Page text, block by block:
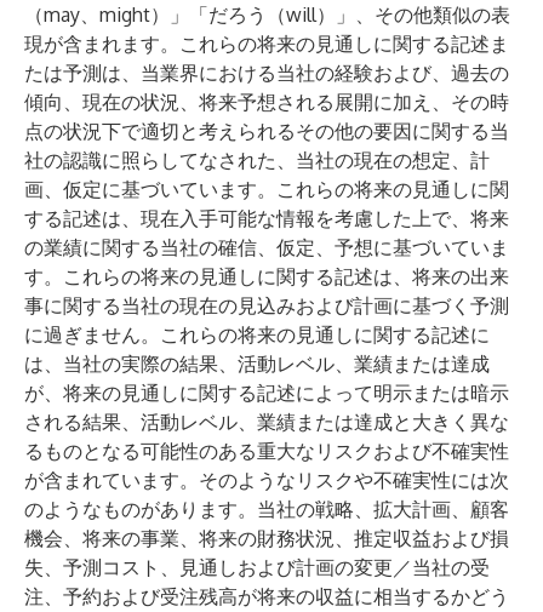
（may、might）」「だろう（will）」、その他類似の表
現が含まれます。これらの将来の見通しに関する記述ま
たは予測は、当業界における当社の経験および、過去の
傾向、現在の状況、将来予想される展開に加え、その時
点の状況下で適切と考えられるその他の要因に関する当
社の認識に照らしてなされた、当社の現在の想定、計
画、仮定に基づいています。これらの将来の見通しに関
する記述は、現在入手可能な情報を考慮した上で、将来
の業績に関する当社の確信、仮定、予想に基づいていま
す。これらの将来の見通しに関する記述は、将来の出来
事に関する当社の現在の見込みおよび計画に基づく予測
に過ぎません。これらの将来の見通しに関する記述に
は、当社の実際の結果、活動レベル、業績または達成
が、将来の見通しに関する記述によって明示または暗示
される結果、活動レベル、業績または達成と大きく異な
るものとなる可能性のある重大なリスクおよび不確実性
が含まれています。そのようなリスクや不確実性には次
のようなものがあります。当社の戦略、拡大計画、顧客
機会、将来の事業、将来の財務状況、推定収益および損
失、予測コスト、見通しおよび計画の変更／当社の受
注、予約および受注残高が将来の収益に相当するかどう